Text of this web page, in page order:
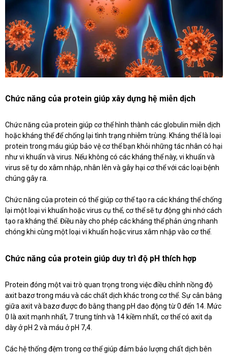
Chức năng của protein giúp xây dựng hệ miễn dịch
Chức năng của protein giúp cơ thể hình thành các globulin miễn dịch
hoặc kháng thể để chống lại tình trạng nhiễm trùng. Kháng thể là loại
protein trong máu giúp bảo vệ cơ thể bạn khỏi những tác nhân có hại
như vi khuẩn và virus. Nếu không có các kháng thể này, vi khuẩn và
virus sẽ tự do xâm nhập, nhân lên và gây hại cơ thể với các loại bệnh
chúng gây ra.
Chức năng của protein có thể giúp cơ thể tạo ra các kháng thể chống
lại một loại vi khuẩn hoặc virus cụ thể, cơ thể sẽ tự động ghi nhớ cách
tạo ra kháng thể. Điều này cho phép các kháng thể phản ứng nhanh
chóng khi cùng một loại vi khuẩn hoặc virus xâm nhập vào cơ thể.
Chức năng của protein giúp duy trì độ pH thích hợp
Protein đóng một vai trò quan trọng trong việc điều chỉnh nồng độ
axit bazơ trong máu và các chất dịch khác trong cơ thể. Sự cân bằng
giữa axit và bazơ được đo bằng thang pH dao động từ 0 đến 14. Mức
0 là axit mạnh nhất, 7 trung tính và 14 kiềm nhất, cơ thể có axit dạ
dày ở pH 2 và máu ở pH 7,4.
Các hệ thống đệm trong cơ thể giúp đảm bảo lượng chất dịch bên